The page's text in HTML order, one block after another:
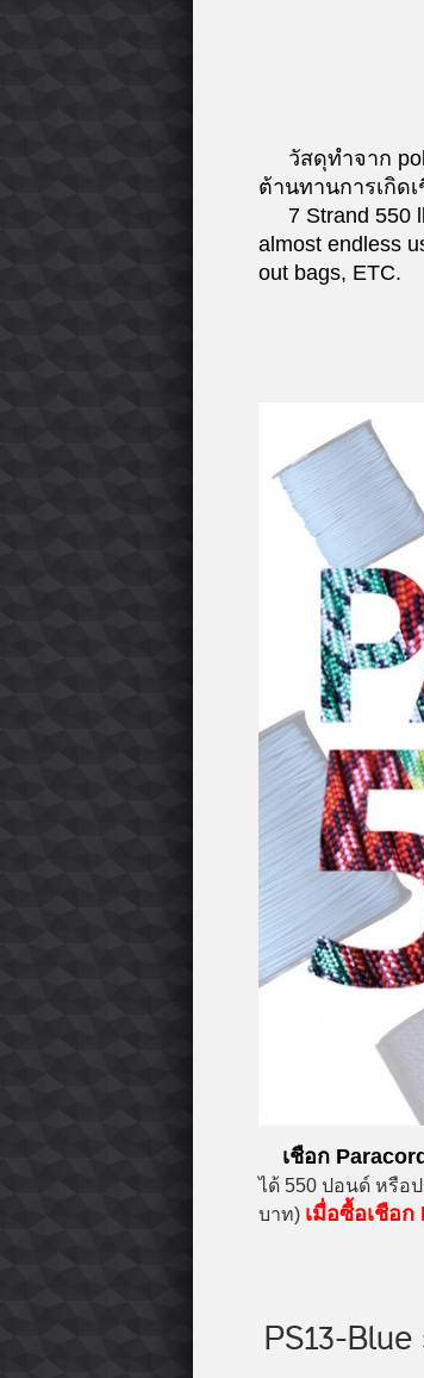
วัสดุทำจาก
ต้านทานการเกิด
7 Strand 550
almost endless
out bags, ETC.
เชือก
ได้ 550 ปอนด์ หรือ
บาท) เมื่อซื้อเชือ
PS13-